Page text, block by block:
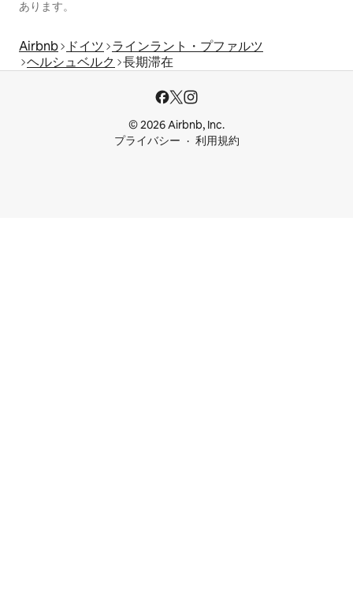
あります。
Airbnb ドイツ ラインラント・プファルツ
ヘルシュベルク
長期滞在
© 2026 Airbnb, Inc.
プライバシー
利用規約